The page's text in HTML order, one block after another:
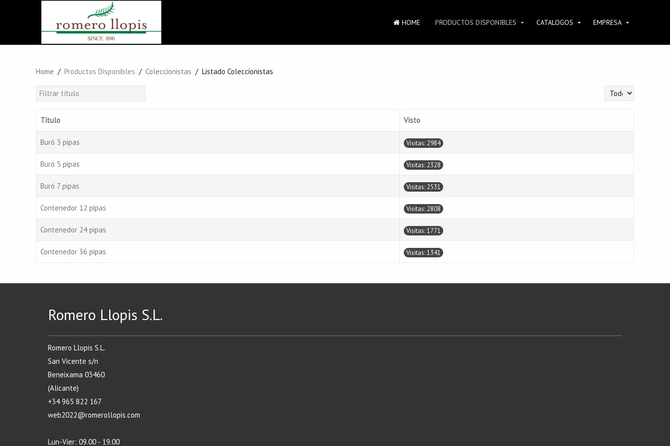
HOME PRODUCTOS DISPONIBLES CATALOGOS EMPRESA
Home Productos Disponibles Coleccionistas Listado Coleccionistas
Filtrar título Cantidad a mostrar
Título Visto
Buró 3 pipas Visitas: 2984
Buró 5 pipas Visitas: 2328
Buró 7 pipas Visitas: 2531
Contenedor 12 pipas Visitas: 2808
Contenedor 24 pipas Visitas: 1771
Contenedor 36 pipas Visitas: 1341
Romero Llopis S.L.
Romero Llopis S.L.
San Vicente s/n
Beneixama 03460
(Alicante)
+34 965 822 167
web2022@romerollopis.com
Lun-Vier: 09.00 - 19.00